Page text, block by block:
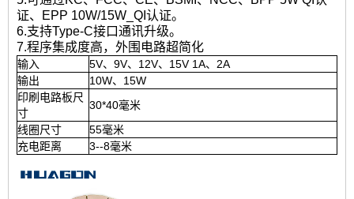
证、EPP 10W/15W_QI认证。
6.支持Type-C接口通讯升级。
7.程序集成度高，外围电路超简化
输入
5V、9V、12V、15V 1A、2A
输出
10W、15W
印刷电路板尺
寸
30*40毫米
线圈尺寸
55毫米
充电距离
3--8毫米